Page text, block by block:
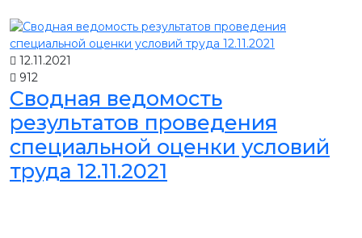
12.11.2021
912
Сводная ведомость
результатов проведения
специальной оценки условий
труда 12.11.2021